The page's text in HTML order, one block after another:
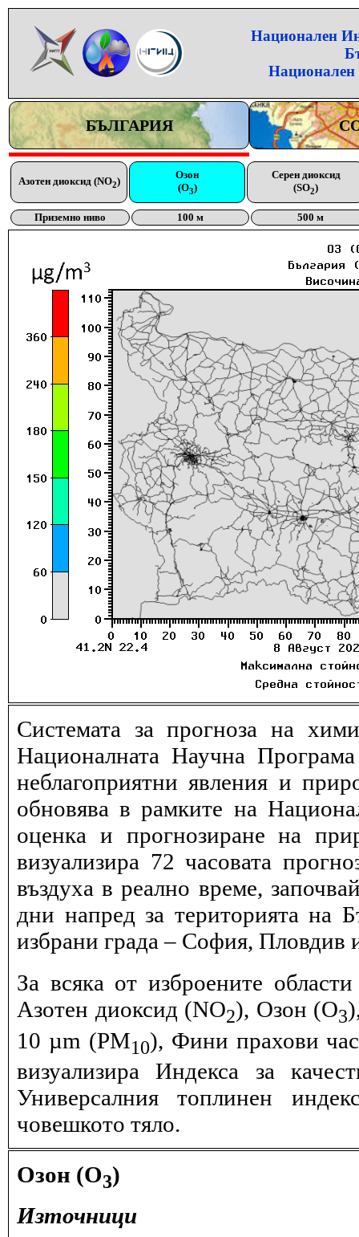
Национален
Национален
БЪЛГАРИЯ
Азотен диоксид (NO2)
Озон
(O3)
Серен диоксид
(SO2)
Приземно ниво 100 м 500 м
Системата за прогноза на
Националната Научна
неблагоприятни явления и
обновява в рамките на
оценка и прогнозиране на
визуализира 72 часовата
въздуха в реално време,
дни напред за територията на
избрани града – София, Пловдив
За всяка от изброените
Азотен диоксид (NO2), Озон (O3
10 µm (PM10), Фини прахови
визуализира Индекса за
Универсалния топлинен
човешкото тяло.
Озон (O3)
Източници